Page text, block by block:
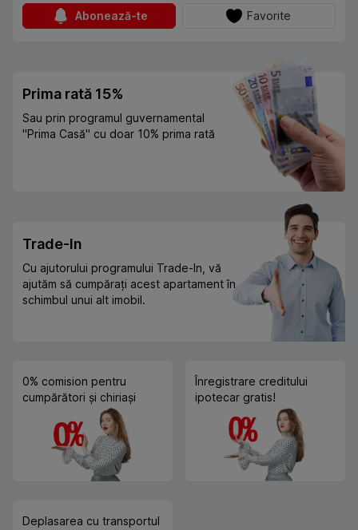
Abonează-te Favorite
Prima rată 15%
Sau prin programul guvernamental
"Prima Casă" cu doar 10% prima rată
Trade-In
Cu ajutorului programului Trade-In, vă
ajutăm să cumpărați acest apartament în
schimbul unui alt imobil.
0% comision pentru
cumpărători și chiriași
Înregistrare creditului
ipotecar gratis!
Deplasarea cu transportul